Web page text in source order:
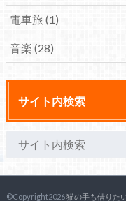
電車旅 (1)
音楽 (28)
サイト内検索
©Copyright2026猫の手も借りた